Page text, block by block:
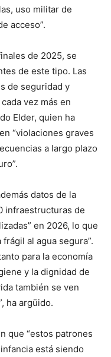
uso militar de
acceso”.
de 2025, se
de este tipo. Las
de seguridad y
vez más en
Elder, quien ha
“violaciones graves
a largo plazo
datos de la
infraestructuras de
en 2026, lo que
al agua segura”.
para la economía
y la dignidad de
también se ven
ha argüido.
que “estos patrones
está siendo